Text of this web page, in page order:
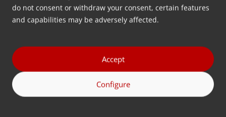
do not consent or withdraw your consent, certain features
and capabilities may be adversely affected.
Accept
Configure